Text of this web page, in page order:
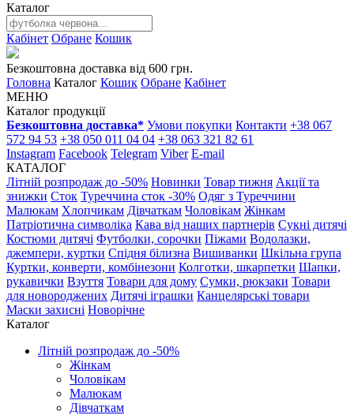
Каталог
Кабінет Обране Кошик
Безкоштовна доставка від 600 грн.
Головна Каталог Кошик Обране Кабінет
МЕНЮ
Каталог продукції
Безкоштовна доставка* Умови покупки Контакти +38 067
572 94 53 +38 050 011 04 04 +38 063 321 82 61
Instagram Facebook Telegram Viber E-mail
КАТАЛОГ
Літній розпродаж до -50% Новинки Товар тижня Акції та
знижки Сток Туреччина сток -30% Одяг з Туреччини
Малюкам Хлопчикам Дівчаткам Чоловікам Жінкам
Патріотична символіка Кава від наших партнерів Сукні дитячі
Костюми дитячі Футболки, сорочки Піжами Водолазки,
джемпери, куртки Спідня білизна Вишиванки Шкільна група
Куртки, конверти, комбінезони Колготки, шкарпетки Шапки,
рукавички Взуття Товари для дому Сумки, рюкзаки Товари
для новороджених Дитячі іграшки Канцелярські товари
Маски захисні Новорічне
Каталог
Літній розпродаж до -50%
Жінкам
Чоловікам
Малюкам
Дівчаткам